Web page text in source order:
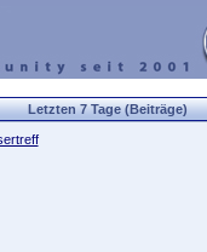
Letzten 7 Tage (Beiträge)